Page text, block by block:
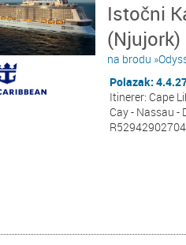
Istočni
(Njujork)
na brodu
Polazak:
Itinerer: Cape
Cay - Nassau -